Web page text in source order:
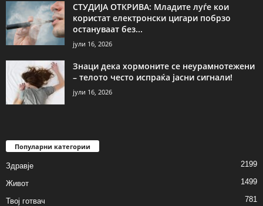
СТУДИЈА ОТКРИВА: Младите луѓе кои
користат електронски цигари побрзо
остануваат без...
јули 16, 2026
Знаци дека хормоните се неурамнотежени
– телото често испраќа јасни сигнали!
јули 16, 2026
Популарни категории
Здравје 2199
Живот 1499
Твој готвач 781